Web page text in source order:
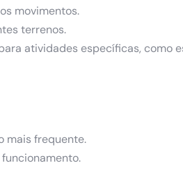
movimentos.
terrenos.
atividades específicas, como
mais frequente.